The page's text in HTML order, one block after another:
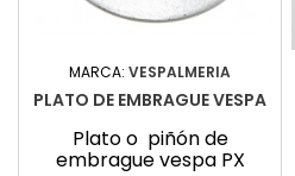
MARCA: VESPALMERIA
PLATO DE EMBRAGUE VESPA
Plato o piñón de
embrague vespa PX